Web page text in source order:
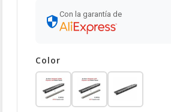
Con la garantía de
Color